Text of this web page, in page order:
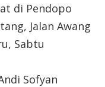
di Pendopo
Jalan Awang
Sabtu
Sofyan